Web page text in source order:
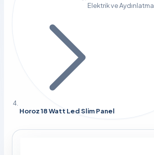
Elektrik ve Aydınlatma
Horoz 18 Watt Led Slim Panel